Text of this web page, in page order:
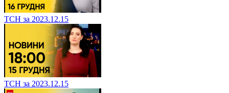
ТСН за 2023.12.15
ТСН за 2023.12.15